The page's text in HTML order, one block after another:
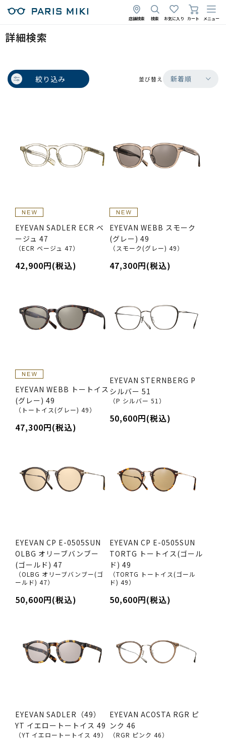
店舗検索 検索 お気に入り カート メニュー
詳細検索
絞り込み 並び替え 新着順
EYEVAN SADLER ECR ベ
ージュ 47
（ECR ベージュ 47）
42,900円(税込)
EYEVAN WEBB スモーク
(グレー) 49
（スモーク(グレー) 49）
47,300円(税込)
EYEVAN WEBB トートイス
(グレー) 49
（トートイス(グレー) 49）
47,300円(税込)
EYEVAN STERNBERG P
シルバー 51
（P シルバー 51）
50,600円(税込)
EYEVAN CP E-0505SUN
OLBG オリーブバンブー
(ゴールド) 47
（OLBG オリーブバンブー(ゴ
ールド) 47）
50,600円(税込)
EYEVAN CP E-0505SUN
TORTG トートイス(ゴール
ド) 49
（TORTG トートイス(ゴール
ド) 49）
50,600円(税込)
EYEVAN SADLER（49）
YT イエロートートイス 49
（YT イエロートートイス 49）
EYEVAN ACOSTA RGR ピ
ンク 46
（RGR ピンク 46）